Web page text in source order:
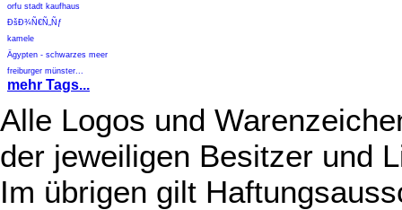
orfu stadt kaufhaus
ÐšÐ¾Ñ€Ñ„Ñƒ
kamele
Ägypten - schwarzes meer
freiburger münster...
mehr Tags...
Alle Logos und
der jeweiligen Besitzer und
Im übrigen gilt